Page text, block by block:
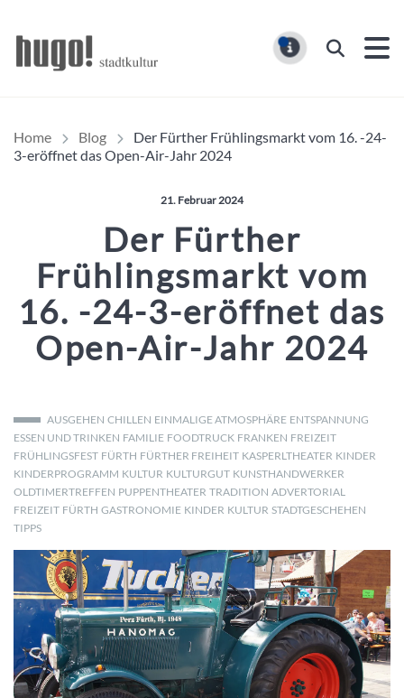
Suchen
Home Blog
Der Fürther Frühlingsmarkt vom 16. -24-
3-eröffnet das Open-Air-Jahr 2024
Veröffentlicht am:
21. Februar 2024
Der Fürther
Frühlingsmarkt vom
16. -24-3-eröffnet das
Open-Air-Jahr 2024
AUSGEHEN CHILLEN EINMALIGE ATMOSPHÄRE ENTSPANNUNG
ESSEN UND TRINKEN FAMILIE FOODTRUCK FRANKEN FREIZEIT
FRÜHLINGSFEST FÜRTH FÜRTHER FREIHEIT KASPERLTHEATER KINDER
KINDERPROGRAMM KULTUR KULTURGUT KUNSTHANDWERKER
OLDTIMERTREFFEN PUPPENTHEATER TRADITION ADVERTORIAL
FREIZEIT FÜRTH GASTRONOMIE KINDER KULTUR STADTGESCHEHEN
TIPPS